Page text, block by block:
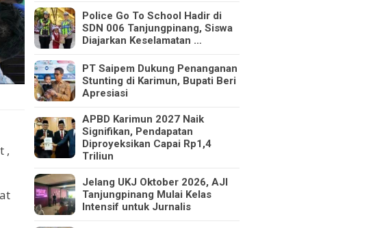
,
Police Go To School Hadir di
SDN 006 Tanjungpinang, Siswa
Diajarkan Keselamatan …
PT Saipem Dukung Penanganan
Stunting di Karimun, Bupati Beri
Apresiasi
APBD Karimun 2027 Naik
Signifikan, Pendapatan
Diproyeksikan Capai Rp1,4
Triliun
Jelang UKJ Oktober 2026, AJI
Tanjungpinang Mulai Kelas
Intensif untuk Jurnalis